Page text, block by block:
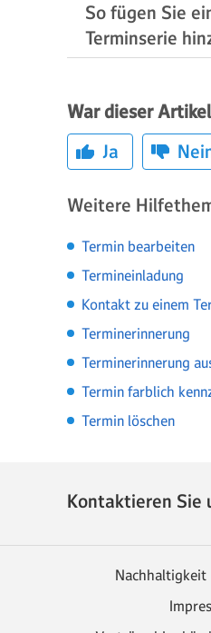
So fügen Sie
Terminserie
War dieser
Ja
Weitere
Termin bearbeiten
Termineinladung
Kontakt zu einem
Terminerinnerung
Terminerinnerung
Termin farblich
Termin löschen
Kontaktieren Sie
Nachhaltigkeit